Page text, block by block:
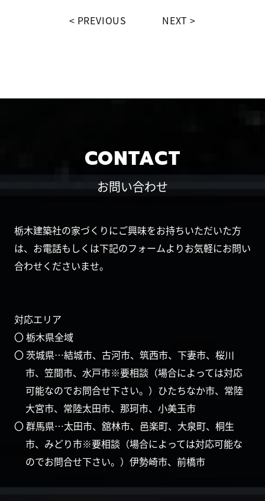
PREVIOUS NEXT
CONTACT
お問い合わせ
栃木建築社の家づくりにご興味をお持ちいただいた方
は、お電話もしくは下記のフォームよりお気軽にお問い
合わせくださいませ。
対応エリア
〇 栃木県全域
〇 茨城県…結城市、古河市、筑西市、下妻市、桜川
市、笠間市、水戸市※要相談（場合によっては対応
可能なのでお問合せ下さい。）ひたちなか市、常陸
大宮市、常陸太田市、那珂市、小美玉市
〇 群馬県…太田市、舘林市、邑楽町、大泉町、桐生
市、みどり市※要相談（場合によっては対応可能な
のでお問合せ下さい。）伊勢崎市、前橋市